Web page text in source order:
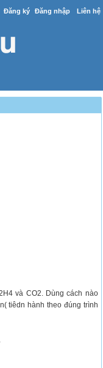
Đăng ký Đăng nhập Liên hệ
và CO2. Dùng cách nào
tiêdn hành theo đúng trình